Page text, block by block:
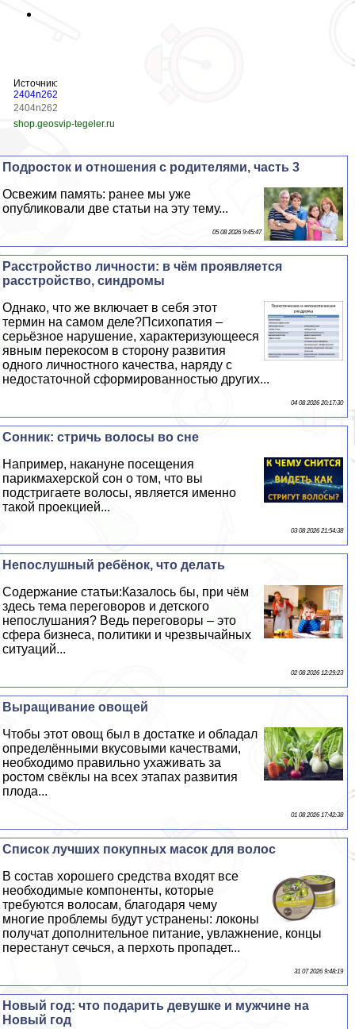
Источник:
2404n262
2404n262
shop.geosvip-tegeler.ru
Подросток и отношения с родителями, часть 3
Освежим память: ранее мы уже
опубликовали две статьи на эту тему...
05 08 2026 9:45:47
Расстройство личности: в чём проявляется
расстройство, синдромы
Однако, что же включает в себя этот
термин на самом деле?Психопатия –
серьёзное нарушение, хаpaктеризующееся
явным перекосом в сторону развития
одного личностного качества, наряду с
недостаточной сформированностью других...
04 08 2026 20:17:30
Сонник: стричь волосы во сне
Например, накануне посещения
парикмахерской сон о том, что вы
подстригаете волосы, является именно
такой проекцией...
03 08 2026 21:54:38
Непослушный ребёнок, что делать
Содержание статьи:Казалось бы, при чём
здесь тема переговоров и детского
непослушания? Ведь переговоры – это
сфера бизнеса, политики и чрезвычайных
ситуаций...
02 08 2026 12:29:23
Выращивание овощей
Чтобы этот овощ был в достатке и обладал
определёнными вкусовыми качествами,
необходимо правильно ухаживать за
ростом свёклы на всех этапах развития
плода...
01 08 2026 17:42:38
Список лучших покупных масок для волос
В состав хорошего средства входят все
необходимые компоненты, которые
требуются волосам, благодаря чему
многие проблемы будут устранены: локоны
получат дополнительное питание, увлажнение, концы
перестанут сечься, а перхоть пропадет...
31 07 2026 9:48:19
Новый год: что подарить дeвyшке и мужчине на
Новый год